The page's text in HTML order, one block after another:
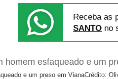
Receba as
SANTO no
e um preso em VianaCrédito: